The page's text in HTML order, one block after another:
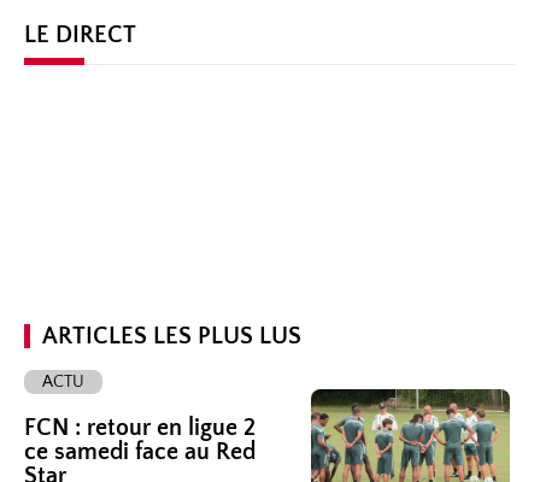
LE DIRECT
ARTICLES LES PLUS LUS
ACTU
FCN : retour en ligue 2
ce samedi face au Red
Star